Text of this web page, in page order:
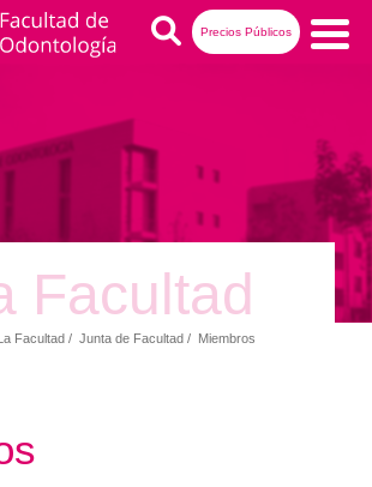
Precios Públicos
Buscar
Facultad
Facultad Junta de Facultad Miembros